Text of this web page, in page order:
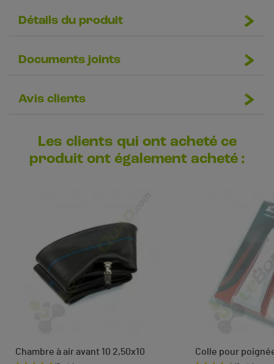
Détails du produit
Documents joints
Avis clients
Les clients qui ont acheté ce
produit ont également acheté :
Chambre à air avant 10 2,50x10
Colle pour